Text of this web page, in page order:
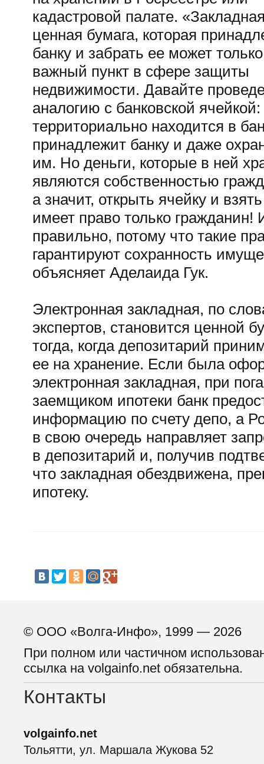
кадастровой палате.
ценная бумага, которая
банку и забрать ее может
важный пункт в сфере защиты
недвижимости. Давайте
аналогию с банковской
территориально находится в
принадлежит банку и даже
им. Но деньги, которые в ней
являются собственностью
а значит, открыть ячейку и
имеет право только гражданин!
правильно, потому что такие
гарантируют сохранность
объясняет Аделаида Гук.
Электронная закладная, по
экспертов, становится ценной
тогда, когда депозитарий
ее на хранение. Если была
электронная закладная, при
заемщиком ипотеки банк
информацию по счету депо, а
в свою очередь направляет
в депозитарий и, получив
что закладная обездвижена,
ипотеку.
© ООО «Волга-Инфо», 1999 — 2026
При полном или частичном
ссылка на volgainfo.net обязательна.
Контакты
volgainfo.net
Тольятти, ул. Маршала Жукова 52